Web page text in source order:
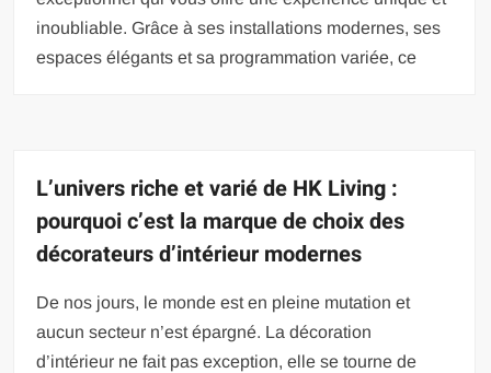
inoubliable. Grâce à ses installations modernes, ses
espaces élégants et sa programmation variée, ce
L’univers riche et varié de HK Living :
pourquoi c’est la marque de choix des
décorateurs d’intérieur modernes
De nos jours, le monde est en pleine mutation et
aucun secteur n’est épargné. La décoration
d’intérieur ne fait pas exception, elle se tourne de